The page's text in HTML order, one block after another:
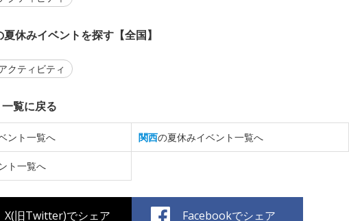
休みイベントを探す【全国】
クティビティ
覧に戻る
ント一覧へ 関西の夏休みイベント一覧へ
ト一覧へ
X(旧Twitter)でシェア Facebookでシェア